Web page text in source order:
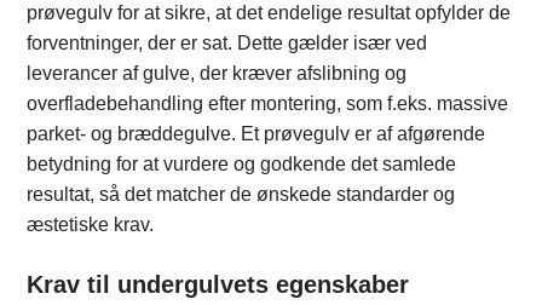
prøvegulv for at sikre, at det endelige resultat opfylder de
forventninger, der er sat. Dette gælder især ved
leverancer af gulve, der kræver afslibning og
overfladebehandling efter montering, som f.eks. massive
parket- og bræddegulve. Et prøvegulv er af afgørende
betydning for at vurdere og godkende det samlede
resultat, så det matcher de ønskede standarder og
æstetiske krav.
Krav til undergulvets egenskaber